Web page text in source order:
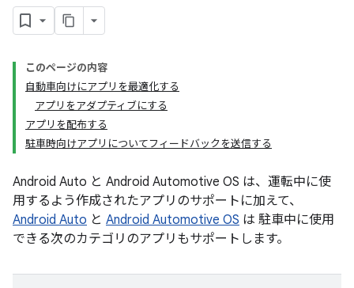
このページの内容
自動車向けにアプリを最適化する
アプリをアダプティブにする
アプリを配布する
駐車時向けアプリについてフィードバックを送信する
Android Auto と Android Automotive OS は、運転中に使
用するよう作成されたアプリのサポートに加えて、
Android Auto と Android Automotive OS は 駐車中に使用
できる次のカテゴリのアプリもサポートします。